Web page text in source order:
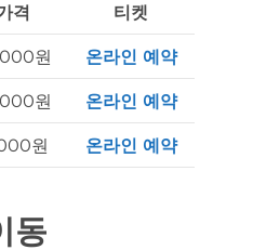
격 티켓
원 온라인 예약
원 온라인 예약
원 온라인 예약
동